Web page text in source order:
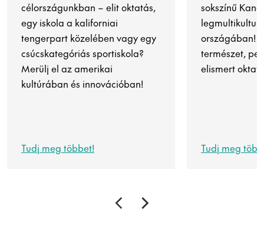
célországunkban – elit oktatás,
egy iskola a kaliforniai
tengerpart közelében vagy egy
csúcskategóriás sportiskola?
Merülj el az amerikai
kultúrában és innovációban!
Tudj meg többet!
sokszínű
országában!
természet,
elismert
Tudj meg